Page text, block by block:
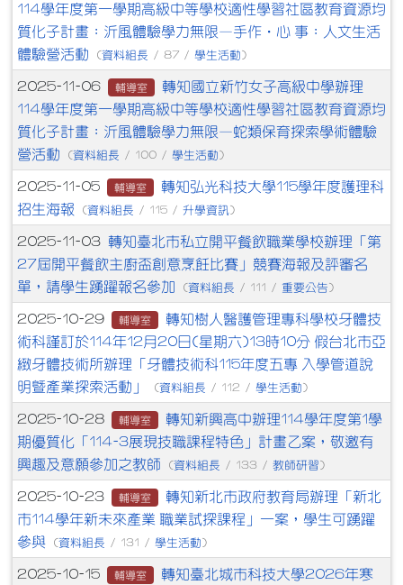
114學年度第一學期高級中等學校適性學習社區教育資源均
質化子計畫：沂風體驗學力無限—手作‧心 事：人文生活
體驗營活動
(資料組長 / 87 / 學生活動 )
2025-11-06 輔導室
轉知國立新竹女子高級中學辦理
114學年度第一學期高級中等學校適性學習社區教育資源均
質化子計畫：沂風體驗學力無限—蛇類保育探索學術體驗
營活動
(資料組長 / 100 / 學生活動 )
2025-11-05 輔導室
轉知弘光科技大學115學年度護理科
招生海報
(資料組長 / 115 / 升學資訊 )
2025-11-03 轉知臺北市私立開平餐飲職業學校辦理「第
27屆開平餐飲主廚盃創意烹飪比賽」競賽海報及評審名
單，請學生踴躍報名參加
(資料組長 / 111 / 重要公告 )
2025-10-29 輔導室
轉知樹人醫護管理專科學校牙體技
術科謹訂於114年12月20日(星期六)13時10分 假台北市亞
緻牙體技術所辦理「牙體技術科115年度五專 入學管道說
明暨產業探索活動」
(資料組長 / 112 / 學生活動 )
2025-10-28 輔導室
轉知新興高中辦理114學年度第1學
期優質化「114-3展現技職課程特色」計畫乙案，敬邀有
興趣及意願參加之教師
(資料組長 / 133 / 教師研習 )
2025-10-23 輔導室
轉知新北市政府教育局辦理「新北
市114學年新未來產業 職業試探課程」一案，學生可踴躍
參與
(資料組長 / 131 / 學生活動 )
2025-10-15 輔導室
轉知臺北城市科技大學2026年寒